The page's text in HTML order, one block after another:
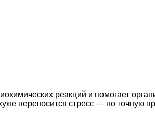
реакций и помогает
переносится стресс — но точную